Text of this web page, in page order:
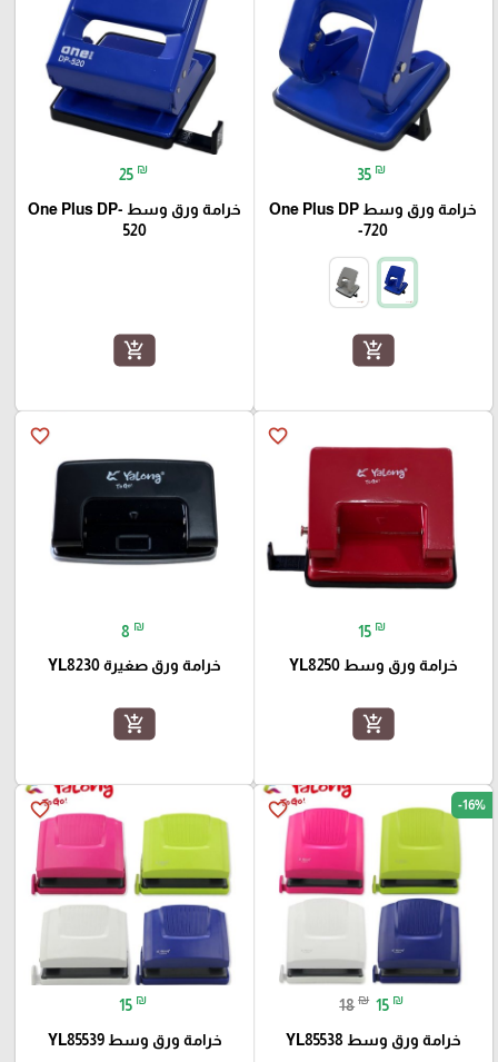
35 ₪
خرامة ورق وسط One Plus DP
-720
add_shopping_cart
25 ₪
خرامة ورق وسط One Plus DP-
520
add_shopping_cart
favorite_border
15 ₪
خرامة ورق وسط YL8250
add_shopping_cart
favorite_border
8 ₪
خرامة ورق صغيرة YL8230
add_shopping_cart
favorite_border -16%
18 ₪ 15 ₪
خرامة ورق وسط YL85538
favorite_border
15 ₪
خرامة ورق وسط YL85539